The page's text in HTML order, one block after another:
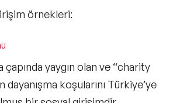
örnekleri:
çapında yaygın olan ve “charity
koşularını Türkiye’ye